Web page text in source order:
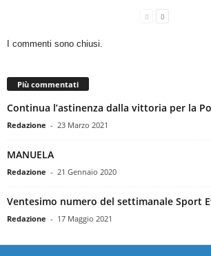
I commenti sono chiusi.
Più commentati
Continua l’astinenza dalla vittoria per la
Redazione - 23 Marzo 2021
MANUELA
Redazione - 21 Gennaio 2020
Ventesimo numero del settimanale Sport
Redazione - 17 Maggio 2021